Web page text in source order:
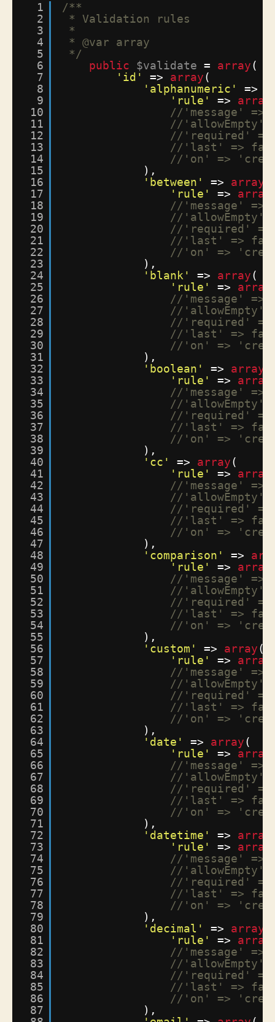
1
2
3
4
5
6
7
8
9
10
11
12
13
14
15
16
17
18
19
20
21
22
23
24
25
26
27
28
29
30
31
32
33
34
35
36
37
38
39
40
41
42
43
44
45
46
47
48
49
50
51
52
53
54
55
56
57
58
59
60
61
62
63
64
65
66
67
68
69
70
71
72
73
74
75
76
77
78
79
80
81
82
83
84
85
86
87
/**
* Validation rules
*
* @var array
*/
public
$validate = array(
'id'
=> array(
'alphanumeric'
=>
'rule'
=> array
//'message' =>
//'allowEmpty'
//'required'
//'last' =>
//'on' =>
),
'between'
=> array
'rule'
=> array
//'message' =>
//'allowEmpty'
//'required'
//'last' =>
//'on' =>
),
'blank'
=> array(
'rule'
=> array
//'message' =>
//'allowEmpty'
//'required'
//'last' =>
//'on' =>
),
'boolean'
=> array
'rule'
=> array
//'message' =>
//'allowEmpty'
//'required'
//'last' =>
//'on' =>
),
'cc'
=> array(
'rule'
=> array
//'message' =>
//'allowEmpty'
//'required'
//'last' =>
//'on' =>
),
'comparison'
=>
'rule'
=> array
//'message' =>
//'allowEmpty'
//'required'
//'last' =>
//'on' =>
),
'custom'
=> array(
'rule'
=> array
//'message' =>
//'allowEmpty'
//'required'
//'last' =>
//'on' =>
),
'date'
=> array(
'rule'
=> array
//'message' =>
//'allowEmpty'
//'required'
//'last' =>
//'on' =>
),
'datetime'
=> array
'rule'
=> array
//'message' =>
//'allowEmpty'
//'required'
//'last' =>
//'on' =>
),
'decimal'
=> array
'rule'
=> array
//'message' =>
//'allowEmpty'
//'required'
//'last' =>
//'on' =>
),